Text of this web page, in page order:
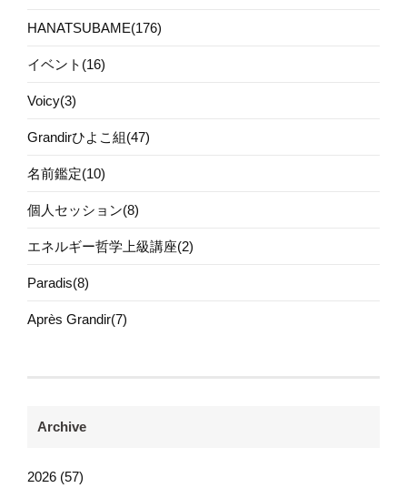
HANATSUBAME(176)
イベント(16)
Voicy(3)
Grandirひよこ組(47)
名前鑑定(10)
個人セッション(8)
エネルギー哲学上級講座(2)
Paradis(8)
Après Grandir(7)
Archive
2026 (57)